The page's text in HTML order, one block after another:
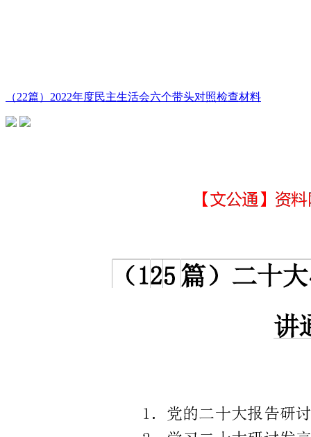
（22篇）2022年度民主生活会六个带头对照检查材料